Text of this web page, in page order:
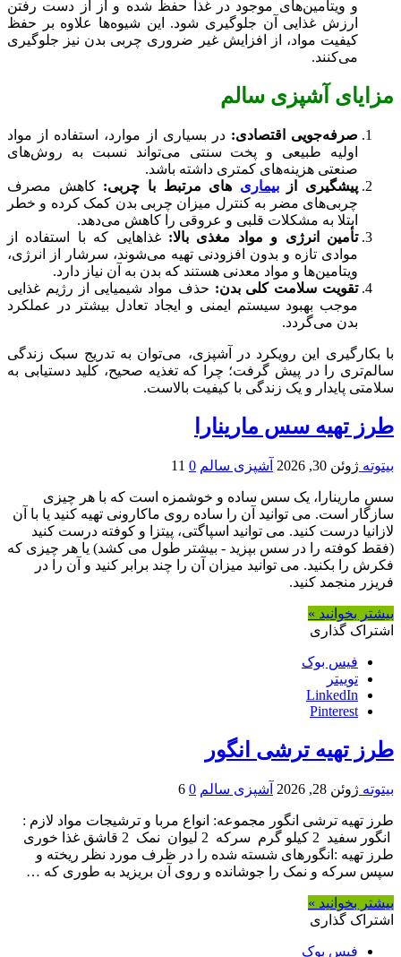
و ویتامین‌های موجود در غذا حفظ شده و از از دست رفتن
ارزش غذایی آن جلوگیری شود. این شیوه‌ها علاوه بر حفظ
کیفیت مواد، از افزایش غیر ضروری چربی بدن نیز جلوگیری
می‌کنند.
مزایای آشپزی سالم
صرفه‌جویی اقتصادی: در بسیاری از موارد، استفاده از مواد
اولیه طبیعی و پخت سنتی می‌تواند نسبت به روش‌های
صنعتی هزینه‌های کمتری داشته باشد.
پیشگیری ازبیماری‌ های مرتبط با چربی: کاهش مصرف
چربی‌های مضر به کنترل میزان چربی بدن کمک کرده و خطر
ابتلا به مشکلات قلبی و عروقی را کاهش می‌دهد.
تأمین انرژی و مواد مغذی بالا: غذاهایی که با استفاده از
موادی تازه و بدون افزودنی تهیه می‌شوند، سرشار از انرژی،
ویتامین‌ها و مواد معدنی هستند که بدن به آن نیاز دارد.
تقویت سلامت کلی بدن: حذف مواد شیمیایی از رژیم غذایی
موجب بهبود سیستم ایمنی و ایجاد تعادل بیشتر در عملکرد
بدن می‌گردد.
با بکارگیری این رویکرد در آشپزی، می‌توان به تدریج سبک زندگی
سالم‌تری را در پیش گرفت؛ چرا که تغذیه صحیح، کلید دستیابی به
سلامتی پایدار و یک زندگی با کیفیت بالاست.
طرز تهیه سس مارینارا
بیتوته ژوئن 30, 2026 آشپزی سالم 0
11
سس مارینارا، یک سس ساده و خوشمزه است که با هر چیزی
سازگار است. می توانید آن را ساده روی ماکارونی تهیه کنید یا با آن
لازانیا درست کنید. می توانید اسپاگتی، پیتزا و کوفته درست کنید
(فقط کوفته را در سس بپزید - بیشتر طول می کشد) یا هر چیزی که
فکرش را بکنید. می توانید میزان آن را چند برابر کنید و آن را در
فریزر منجمد کنید.
بیشتر بخوانید »
اشتراک گذاری
فیس بوک
توییتر
LinkedIn
Pinterest
طرز تهیه ترشی انگور
بیتوته ژوئن 28, 2026 آشپزی سالم 0
6
طرز تهیه ترشی انگور مجموعه: انواع مربا و ترشیجات مواد لازم :
انگور سفید 2 کیلو گرم سرکه 2 لیوان نمک 2 قاشق غذا خوری
طرز تهیه :انگورهای شسته شده را در ظرف مورد نظر ریخته و
سپس سرکه و نمک را جوشانده و روی آن بریزید به طوری که …
بیشتر بخوانید »
اشتراک گذاری
فیس بوک